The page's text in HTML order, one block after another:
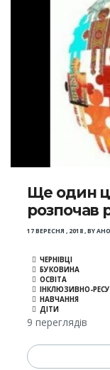
Ще один
розпочав
17 ВЕРЕСНЯ , 2018,BY
ЧЕРНІВЦІ
БУКОВИНА
ОСВІТА
ІНКЛЮЗИВНО-
НАВЧАННЯ
ДІТИ
9 переглядів